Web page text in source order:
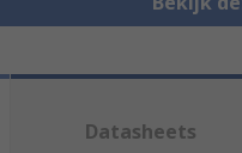
Datasheets